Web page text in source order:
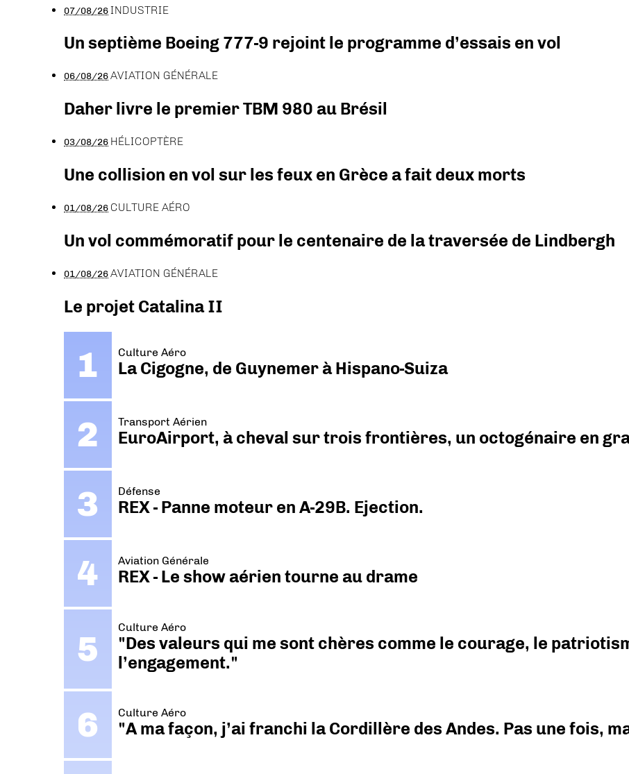
07/08/26INDUSTRIE
Un septième Boeing 777-9 rejoint le programme d’essais en vol
06/08/26AVIATION GÉNÉRALE
Daher livre le premier TBM 980 au Brésil
03/08/26 HÉLICOPTÈRE
Une collision en vol sur les feux en Grèce a fait deux morts
01/08/26 CULTURE AÉRO
Un vol commémoratif pour le centenaire de la traversée de Lindbergh
01/08/26AVIATION GÉNÉRALE
Le projet Catalina II
Culture Aéro
La Cigogne, de Guynemer à Hispano-Suiza
Transport Aérien
EuroAirport, à cheval sur trois frontières, un octogénaire en
Défense
REX - Panne moteur en A-29B. Ejection.
Aviation Générale
REX - Le show aérien tourne au drame
Culture Aéro
"Des valeurs qui me sont chères comme le courage, le
l’engagement."
Culture Aéro
"A ma façon, j’ai franchi la Cordillère des Andes. Pas une fois,